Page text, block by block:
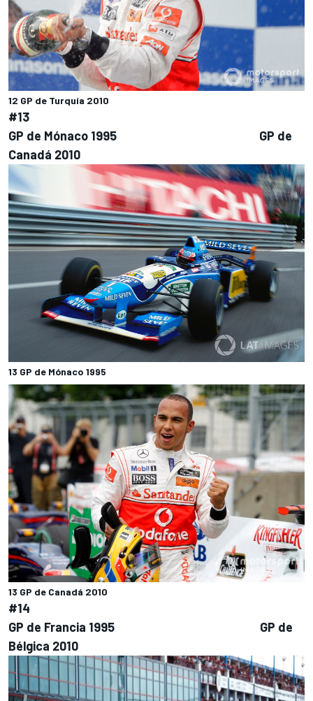
12 GP de Turquía 2010
#13
GP de Mónaco 1995 GP de
Canadá 2010
13 GP de Mónaco 1995
13 GP de Canadá 2010
#14
GP de Francia 1995 GP de
Bélgica 2010